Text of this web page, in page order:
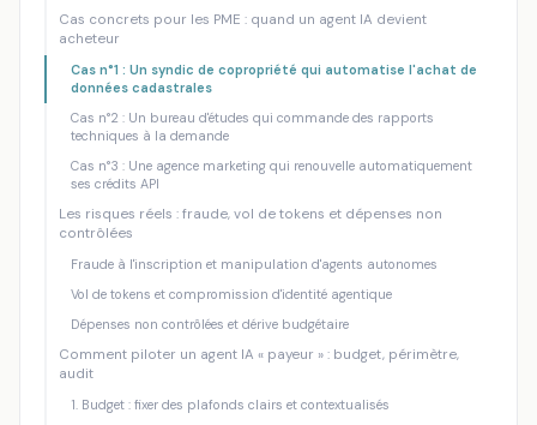
Vos agents IA ont leurs propres cartes
bancaires : ce que Visa et Mastercard
viennent de changer pour votre PME (et
pourquoi c'est une opportunité)
Mankova Consulting 19 juin 2026
Cas concrets pour les PME : quand un agent IA devient
acheteur
Cas n°1 : Un syndic de copropriété qui automatise l'achat de
données cadastrales
Cas n°2 : Un bureau d'études qui commande des rapports
techniques à la demande
Cas n°3 : Une agence marketing qui renouvelle automatiquement
ses crédits API
Les risques réels : fraude, vol de tokens et dépenses non
contrôlées
Fraude à l'inscription et manipulation d'agents autonomes
Vol de tokens et compromission d'identité agentique
Dépenses non contrôlées et dérive budgétaire
Comment piloter un agent IA « payeur » : budget, périmètre,
audit
1. Budget : fixer des plafonds clairs et contextualisés